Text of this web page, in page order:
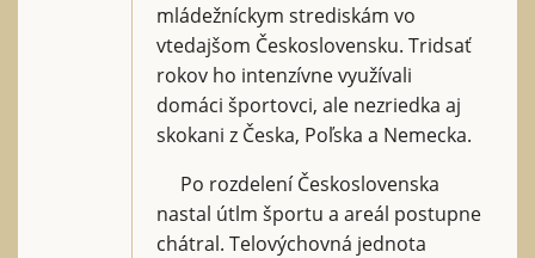
mládežníckym strediskám vo
vtedajšom Československu. Tridsať
rokov ho intenzívne využívali
domáci športovci, ale nezriedka aj
skokani z Česka, Poľska a Nemecka.
Po rozdelení Československa
nastal útlm športu a areál postupne
chátral. Telovýchovná jednota